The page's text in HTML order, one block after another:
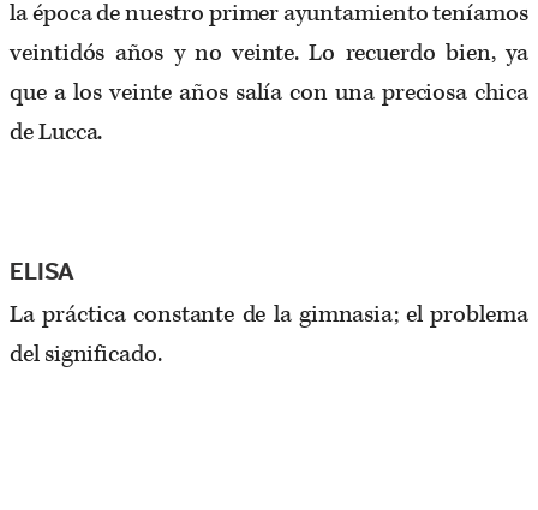
la época de nuestro primer ayuntamiento teníamos
veintidós años y no veinte. Lo recuerdo bien, ya
que a los veinte años salía con una preciosa chica
de Lucca.
ELISA
La práctica constante de la gimnasia; el problema
del significado.